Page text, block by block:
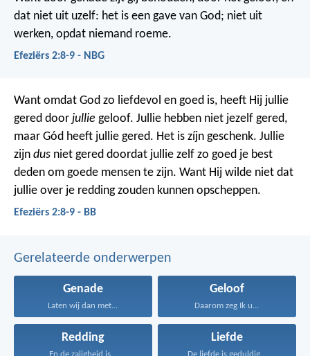
dat niet uit uzelf: het is een gave van God; niet uit
werken, opdat niemand roeme.
Efeziërs 2:8-9 - NBG
Want omdat God zo liefdevol en goed is, heeft Hij jullie
gered door jullie geloof. Jullie hebben niet jezelf gered,
maar Gód heeft jullie gered. Het is zíjn geschenk. Jullie
zijn dus niet gered doordat jullie zelf zo goed je best
deden om goede mensen te zijn. Want Hij wilde niet dat
jullie over je redding zouden kunnen opscheppen.
Efeziërs 2:8-9 - BB
Gerelateerde onderwerpen
Genade
Laten wij dan met...
Geloof
Daarom zeg Ik u...
Redding
En de zaligheid is...
Liefde
De liefde is geduldig...